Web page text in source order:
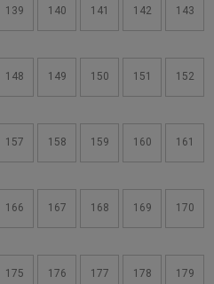
139 140 141 142 143
148 149 150 151 152
157 158 159 160 161
166 167 168 169 170
175 176 177 178 179